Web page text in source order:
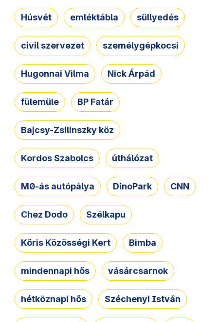
Húsvét emléktábla süllyedés
civil szervezet személygépkocsi
Hugonnai Vilma Nick Árpád
fülemüle BP Fatár
Bajcsy-Zsilinszky köz
Kordos Szabolcs úthálózat
M0-ás autópálya DinoPark CNN
Chez Dodo Szélkapu
Kőris Közösségi Kert Bimba
mindennapi hős vásárcsarnok
hétköznapi hős Széchenyi István